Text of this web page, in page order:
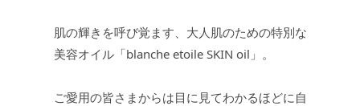
肌の輝きを呼び覚ます、大人肌のための特別な
美容オイル「blanche etoile SKIN oil」。
ご愛用の皆さまからは目に見てわかるほどに自